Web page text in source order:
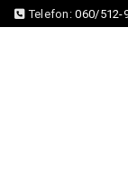
Telefon:060/512-